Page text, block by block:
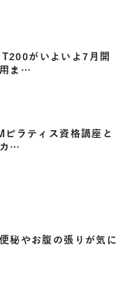
がいよいよ7月開
ま…
ラティス資格講座と
…
秘やお腹の張りが気に